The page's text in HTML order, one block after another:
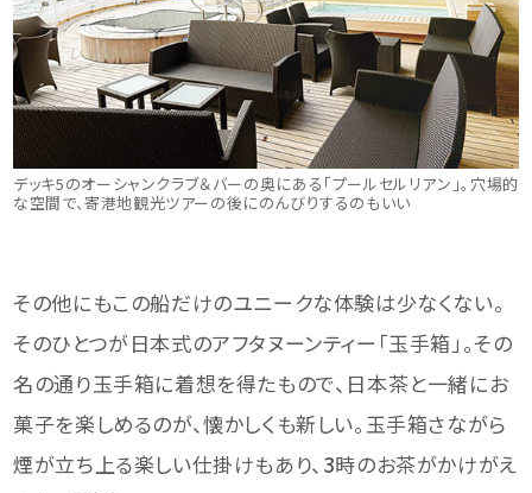
デッキ5のオーシャンクラブ＆バーの奥にある「プールセルリアン」。穴場的
な空間で、寄港地観光ツアーの後にのんびりするのもいい
その他にもこの船だけのユニークな体験は少なくない。
そのひとつが日本式のアフタヌーンティー「玉手箱」。その
名の通り玉手箱に着想を得たもので、日本茶と一緒にお
菓子を楽しめるのが、懐かしくも新しい。玉手箱さながら
煙が立ち上る楽しい仕掛けもあり、 3時のお茶がかけがえ